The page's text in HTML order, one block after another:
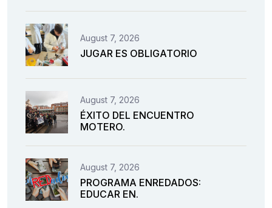
August 7, 2026
JUGAR ES OBLIGATORIO
August 7, 2026
ÉXITO DEL ENCUENTRO
MOTERO.
August 7, 2026
PROGRAMA ENREDADOS:
EDUCAR EN.